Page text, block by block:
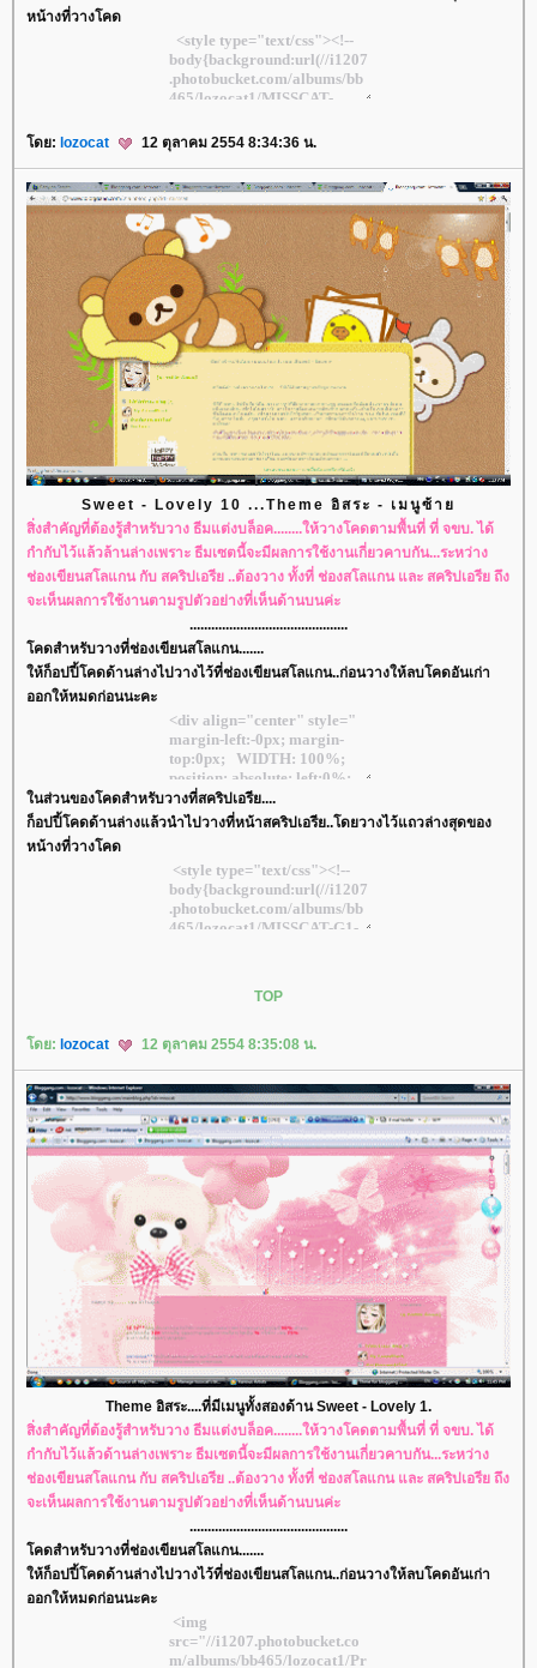
หน้างที่วางโคด
ดย: lozocat 12 ตุลาคม 2554 8:34:36 น.
Sweet - Lovely 10 ...Theme อิสระ - เมนูซ้า
สิ่งสำคัญที่ต้องรู้สำหรับวาง ธีมแต่งบล็อค........ให้วางโคดตามพื้นที่ ที่ จขบ. ได้
กำกับไว้แล้วล้านล่างเพราะ ธีมเซตนี้จะมีผลการใช้งานเกี่ยวคาบกัน...ระหว่าง
ช่องเขียนสโลแกน กับ สคริปเอรีย ..ต้องวาง ทั้งที่ ช่องสโลแกน และ สคริปเอรีย ถึง
จะเห็นผลการใช้งานตามรูปตัวอย่างที่เห็นด้านบนค่ะ
............................................
คดสำหรับวางที่ช่องเขียนสโลแกน.......
ห้ก็อปปี้โคดด้านล่างไปวางไว้ที่ช่องเขียนสโลแกน..ก่อนวางให้ลบโคดอันเก่า
ออกให้หมดก่อนนะคะ
นส่วนของโคดสำหรับวางที่สคริปเอรีย....
ก็อปปี้โคดด้านล่างแล้วนำไปวางที่หน้าสคริปเอรีย..โดยวางไว้แถวล่างสุดของ
หน้างที่วางโคด
TOP
ดย: lozocat 12 ตุลาคม 2554 8:35:08 น.
Theme อิสระ....ที่มีเมนูทั้งสองด้าน Sweet - Lovely 1.
สิ่งสำคัญที่ต้องรู้สำหรับวาง ธีมแต่งบล็อค........ให้วางโคดตามพื้นที่ ที่ จขบ. ได้
กำกับไว้แล้วด้านล่างเพราะ ธีมเซตนี้จะมีผลการใช้งานเกี่ยวคาบกัน...ระหว่าง
ช่องเขียนสโลแกน กับ สคริปเอรีย ..ต้องวาง ทั้งที่ ช่องสโลแกน และ สคริปเอรีย ถึง
จะเห็นผลการใช้งานตามรูปตัวอย่างที่เห็นด้านบนค่ะ
............................................
คดสำหรับวางที่ช่องเขียนสโลแกน.......
ห้ก็อปปี้โคดด้านล่างไปวางไว้ที่ช่องเขียนสโลแกน..ก่อนวางให้ลบโคดอันเก่า
ออกให้หมดก่อนนะคะ